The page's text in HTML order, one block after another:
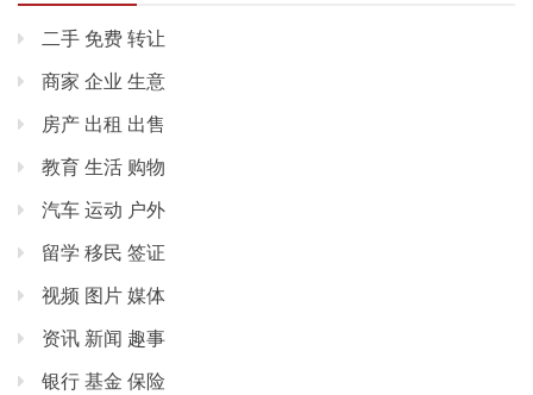
二手 免费 转让
商家 企业 生意
房产 出租 出售
教育 生活 购物
汽车 运动 户外
留学 移民 签证
视频 图片 媒体
资讯 新闻 趣事
银行 基金 保险